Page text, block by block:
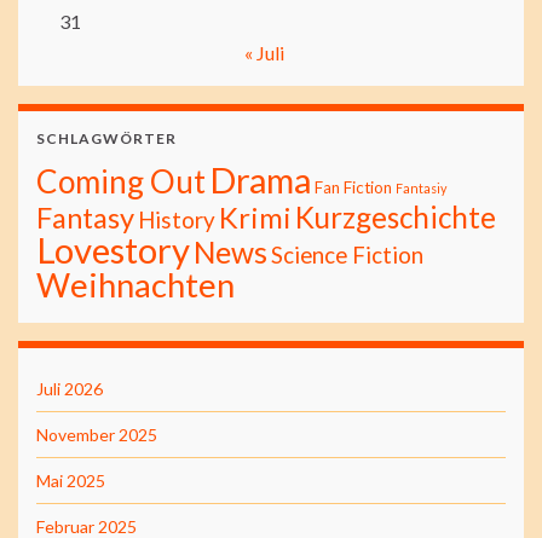
31
« Juli
SCHLAGWÖRTER
Coming OutDrama Fan Fiction Fantasiy
Fantasy History Krimi Kurzgeschichte
LovestoryNewsScience Fiction
Weihnachten
Juli 2026
November 2025
Mai 2025
Februar 2025